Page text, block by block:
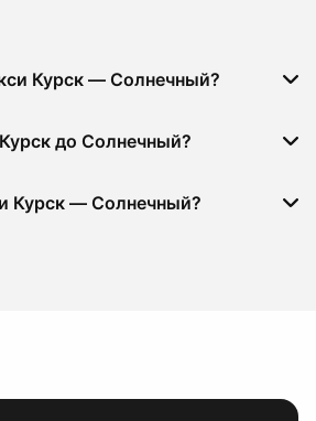
Курск — Солнечный?
до Солнечный?
Курск — Солнечный?